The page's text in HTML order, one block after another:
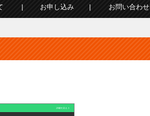
お申し込み お問い合わせ